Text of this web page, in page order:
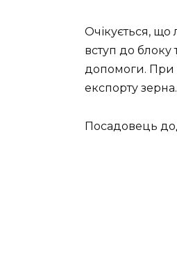
Очікується, що
вступ до блоку
допомоги. При
експорту зерна.
Посадовець